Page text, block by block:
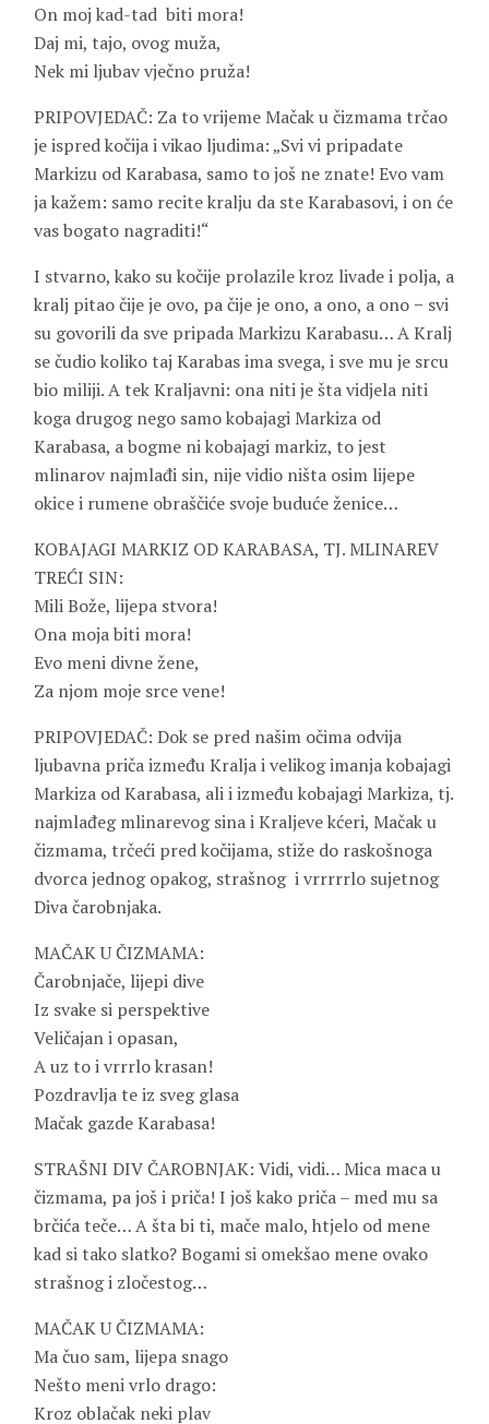
On moj kad-tad biti mora!
Daj mi, tajo, ovog muža,
Nek mi ljubav vječno pruža!
PRIPOVJEDAČ: Za to vrijeme Mačak u čizmama trčao
je ispred kočija i vikao ljudima: „Svi vi pripadate
Markizu od Karabasa, samo to još ne znate! Evo vam
ja kažem: samo recite kralju da ste Karabasovi, i on će
vas bogato nagraditi!“
I stvarno, kako su kočije prolazile kroz livade i polja, a
kralj pitao čije je ovo, pa čije je ono, a ono, a ono − svi
su govorili da sve pripada Markizu Karabasu… A Kralj
se čudio koliko taj Karabas ima svega, i sve mu je srcu
bio miliji. A tek Kraljavni: ona niti je šta vidjela niti
koga drugog nego samo kobajagi Markiza od
Karabasa, a bogme ni kobajagi markiz, to jest
mlinarov najmlađi sin, nije vidio ništa osim lijepe
okice i rumene obraščiće svoje buduće ženice…
KOBAJAGI MARKIZ OD KARABASA, TJ. MLINAREV
TREĆI SIN:
Mili Bože, lijepa stvora!
Ona moja biti mora!
Evo meni divne žene,
Za njom moje srce vene!
PRIPOVJEDAČ: Dok se pred našim očima odvija
ljubavna priča između Kralja i velikog imanja kobajagi
Markiza od Karabasa, ali i između kobajagi Markiza, tj.
najmlađeg mlinarevog sina i Kraljeve kćeri, Mačak u
čizmama, trčeći pred kočijama, stiže do raskošnoga
dvorca jednog opakog, strašnog i vrrrrrlo sujetnog
Diva čarobnjaka.
MAČAK U ČIZMAMA:
Čarobnjače, lijepi dive
Iz svake si perspektive
Veličajan i opasan,
A uz to i vrrrlo krasan!
Pozdravlja te iz sveg glasa
Mačak gazde Karabasa!
STRAŠNI DIV ČAROBNJAK: Vidi, vidi… Mica maca u
čizmama, pa još i priča! I još kako priča – med mu sa
brčića teče… A šta bi ti, mače malo, htjelo od mene
kad si tako slatko? Bogami si omekšao mene ovako
strašnog i zločestog…
MAČAK U ČIZMAMA:
Ma čuo sam, lijepa snago
Nešto meni vrlo drago:
Kroz oblačak neki plav